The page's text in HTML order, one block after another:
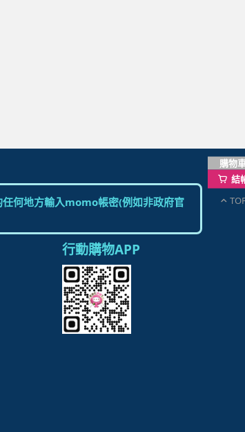
購物
結
何地方輸入momo帳密(例如非政府官
行動購物APP